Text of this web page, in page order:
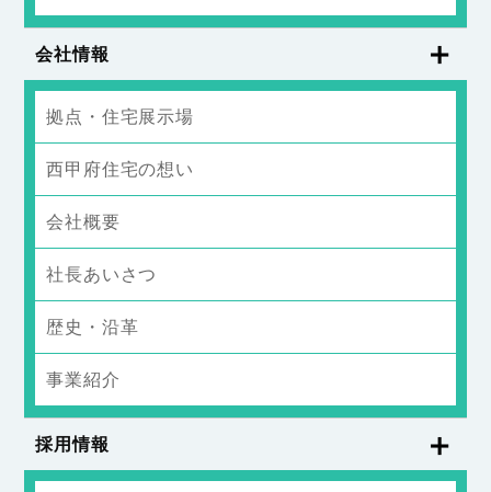
会社情報
拠点・住宅展示場
西甲府住宅の想い
会社概要
社長あいさつ
歴史・沿革
事業紹介
採用情報